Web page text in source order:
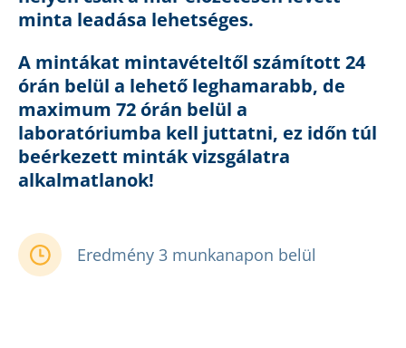
minta leadása lehetséges.
A mintákat mintavételtől számított 24
órán belül a lehető leghamarabb, de
maximum 72 órán belül a
laboratóriumba kell juttatni, ez időn túl
beérkezett minták vizsgálatra
alkalmatlanok!
Eredmény 3 munkanapon belül